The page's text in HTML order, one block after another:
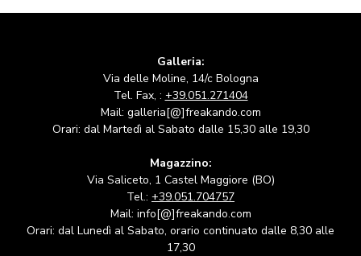
Galleria:
Via delle Moline, 14/c Bologna
Tel. Fax, : +39.051.271404
Mail: galleria[@]freakando.com
Orari: dal Martedì al Sabato dalle 15,30 alle 19,30
Magazzino:
Via Saliceto, 1 Castel Maggiore (BO)
Tel.: +39.051.704757
Mail: info[@]freakando.com
Orari: dal Lunedì al Sabato, orario continuato dalle 8,30 alle
17,30